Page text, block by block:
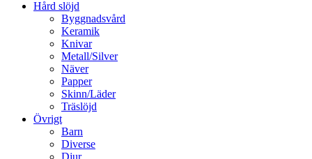
Hård slöjd
Byggnadsvård
Keramik
Knivar
Metall/Silver
Näver
Papper
Skinn/Läder
Träslöjd
Övrigt
Barn
Diverse
Djur